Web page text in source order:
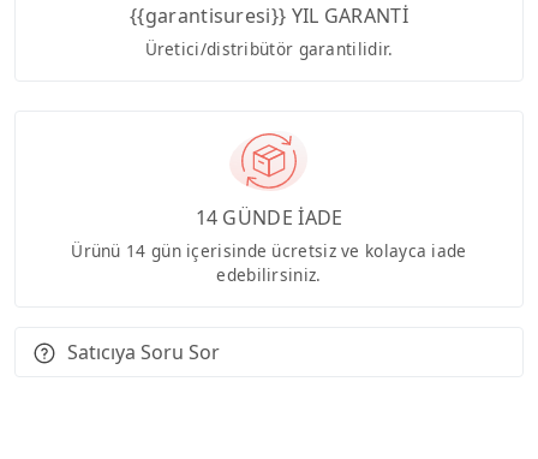
{{garantisuresi}} YIL GARANTİ
Üretici/distribütör garantilidir.
14 GÜNDE İADE
Ürünü 14 gün içerisinde ücretsiz ve kolayca iade
edebilirsiniz.
Satıcıya Soru Sor